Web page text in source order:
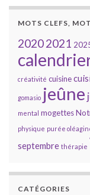
MOTS CLEFS,
20202021
créativité cuisine
gomasio jeûne
mental mogettes
physique purée
septembre thérapie
CATÉGORIES